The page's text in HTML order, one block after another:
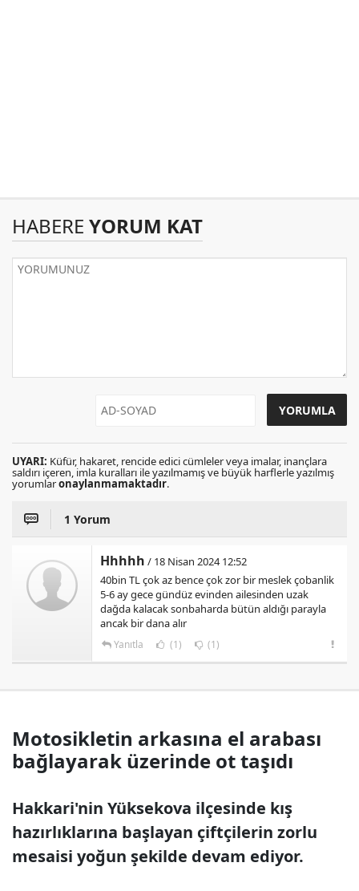
HABERE YORUM KAT
UYARI: Küfür, hakaret, rencide edici cümleler veya imalar, inançlara
saldırı içeren, imla kuralları ile yazılmamış ve büyük harflerle yazılmış
yorumlaronaylanmamaktadır.
1 Yorum
Hhhhh / 18 Nisan 2024 12:52
40bin TL çok az bence çok zor bir meslek çobanlik
5-6 ay gece gündüz evinden ailesinden uzak
dağda kalacak sonbaharda bütün aldığı parayla
ancak bir dana alır
Yanıtla (1) (1)
Motosikletin arkasına el arabası
bağlayarak üzerinde ot taşıdı
Hakkari'nin Yüksekova ilçesinde kış
hazırlıklarına başlayan çiftçilerin zorlu
mesaisi yoğun şekilde devam ediyor.